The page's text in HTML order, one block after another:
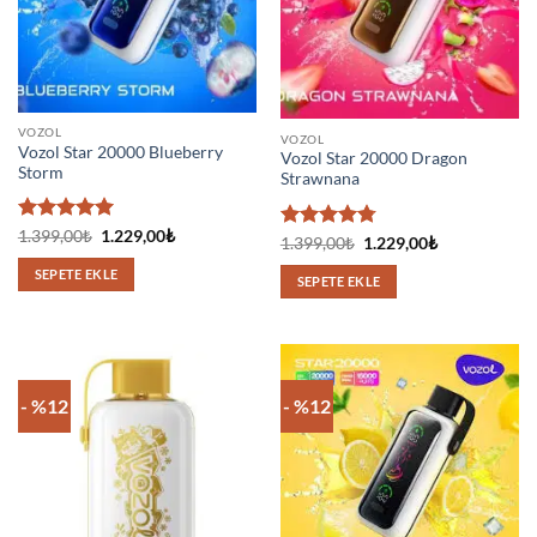
VOZOL
Vozol Star 20000 Blueberry
Storm
5 üzerinden
5oy aldı
1.399,00₺ Orijinal
1.399,00₺.
1.229,00₺Şu
SEPETE EKLE
VOZOL
Vozol Star 20000 Dragon
Strawnana
5
üzerinden
4.75oy
aldı
1.399,00₺ Orijinal
1.399,00₺.
1.229,00₺Şu
SEPETE EKLE
- %12 - %12